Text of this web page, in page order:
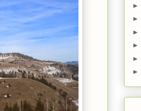
►
►
►
►
►
►